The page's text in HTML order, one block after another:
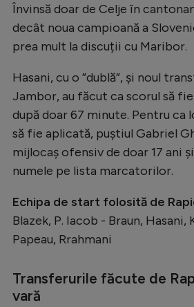
Handbal
Natație
Gimnastică
Auto
Rugby
JO 2024
JO 2026
Învinsă doar de Celje în
decât noua campioană a
prea mult la discuții cu Maribor.
Hasani, cu o ”dublă”, și noul
Jambor, au făcut ca scorul să
după doar 67 minute. Pentru ca
să fie aplicată, puștiul Gabriel
mijlocaș ofensiv de doar 17 ani
numele pe lista marcatorilor.
Echipa de start folosită de
Blazek, P. Iacob - Braun, Hasani,
Papeau, Rrahmani
Transferurile făcute de
vară